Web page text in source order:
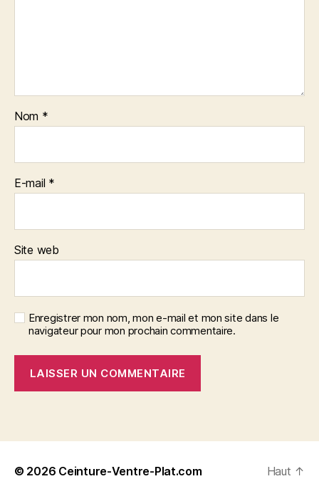
Nom *
E-mail *
Site web
Enregistrer mon nom, mon e-mail et mon site dans le
navigateur pour mon prochain commentaire.
© 2026 Ceinture-Ventre-Plat.com Haut ↑